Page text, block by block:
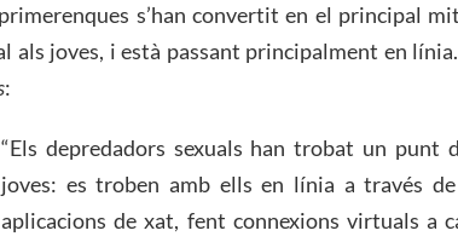
s’han convertit en el principal
als joves, i està passant principalment en
:
“Els depredadors sexuals han trobat un punt
joves: es troben amb ells en línia a través
aplicacions de xat, fent connexions virtuals a